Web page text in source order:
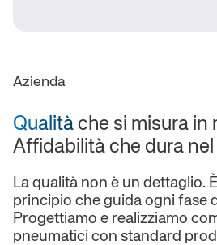
Azienda
Qualità che si misura in
Affidabilità che dura nel
La qualità non è un dettaglio.
principio che guida ogni fase
Progettiamo e realizziamo
pneumatici con standard